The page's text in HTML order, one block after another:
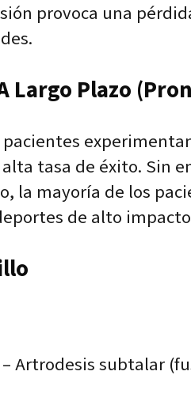
provoca una
Largo Plazo
pacientes
tasa de éxito. Sin
la mayoría de los
de alto
– Artrodesis subtalar